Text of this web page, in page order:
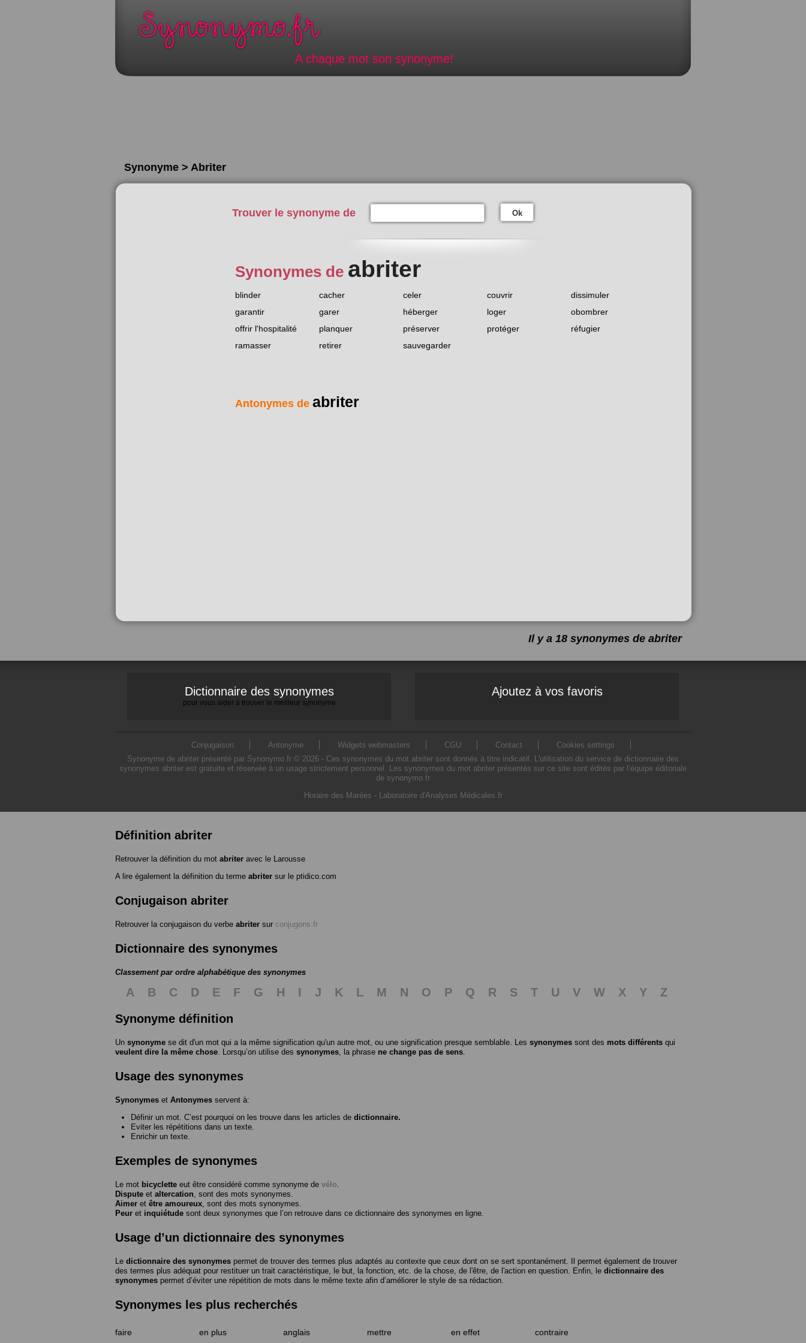
A chaque mot son synonyme!
Synonyme > Abriter
Trouver le synonyme de Ok
Synonymes de abriter
blinder cacher celer couvrir
dissimuler
garantir
garer héberger loger
obombrer
offrir l'hospitalité
planquer préserver protéger
réfugier
ramasser
retirer sauvegarder
Antonymes de abriter
Il y a 18 synonymes de abriter
Dictionnaire des synonymes
pour vous aider à trouver le meilleur synonyme
Ajoutez à vos favoris
Conjugaison Antonyme Widgets webmasters CGU Contact
Cookies settings
Synonyme de abriter présenté par Synonymo.fr © 2026 - Ces synonymes du mot abriter sont donnés à titre indicatif. L'utilisation du service de dictionnaire des
synonymes abriter est gratuite et réservée à un usage strictement personnel. Les synonymes du mot abriter présentés sur ce site sont édités par l’équipe éditoriale
de synonymo.fr
Horaire des Marées - Laboratoire d'Analyses Médicales.fr
Définition abriter
Retrouver la définition du mot abriter avec le Larousse
A lire également la définition du terme abriter sur le ptidico.com
Conjugaison abriter
Retrouver la conjugaison du verbe abriter sur conjugons.fr
Dictionnaire des synonymes
Classement par ordre alphabétique des synonymes
A B C D E F G H I J K L M N O P Q R S T U V W X Y
Z
Synonyme définition
Un synonyme se dit d'un mot qui a la même signification qu'un autre mot, ou une signification presque semblable. Les synonymes sont des mots différents qui
veulent dire la même chose . Lorsqu’on utilise des synonymes , la phrase ne change pas de sens
Usage des synonymes
Synonymes et Antonymes servent à:
Définir un mot. C’est pourquoi on les trouve dans les articles de dictionnaire.
Eviter les répétitions dans un texte.
Enrichir un texte.
Exemples de synonymes
Le mot bicyclette eut être considéré comme synonyme de vélo
Dispute et altercation , sont des mots synonymes.
Aimer et être amoureux , sont des mots synonymes.
Peur et inquiétude sont deux synonymes que l’on retrouve dans ce dictionnaire des synonymes en ligne.
Usage d’un dictionnaire des synonymes
Le dictionnaire des synonymes permet de trouver des termes plus adaptés au contexte que ceux dont on se sert spontanément. Il permet également de trouver
des termes plus adéquat pour restituer un trait caractéristique, le but, la fonction, etc. de la chose, de l'être, de l'action en question. Enfin, le dictionnaire des
synonymes permet d’éviter une répétition de mots dans le même texte afin d’améliorer le style de sa rédaction.
Synonymes les plus recherchés
faire en plus anglais mettre en effet contraire